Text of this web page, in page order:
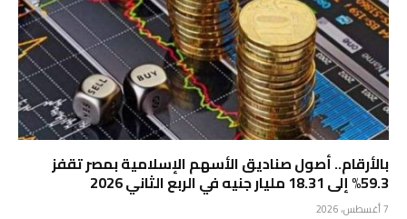
بالأرقام.. أصول صناديق الأسهم الإسلامية بمصر تقفز
59.3% إلى 18.31 مليار جنيه في الربع الثاني 2026
7 أغسطس، 2026